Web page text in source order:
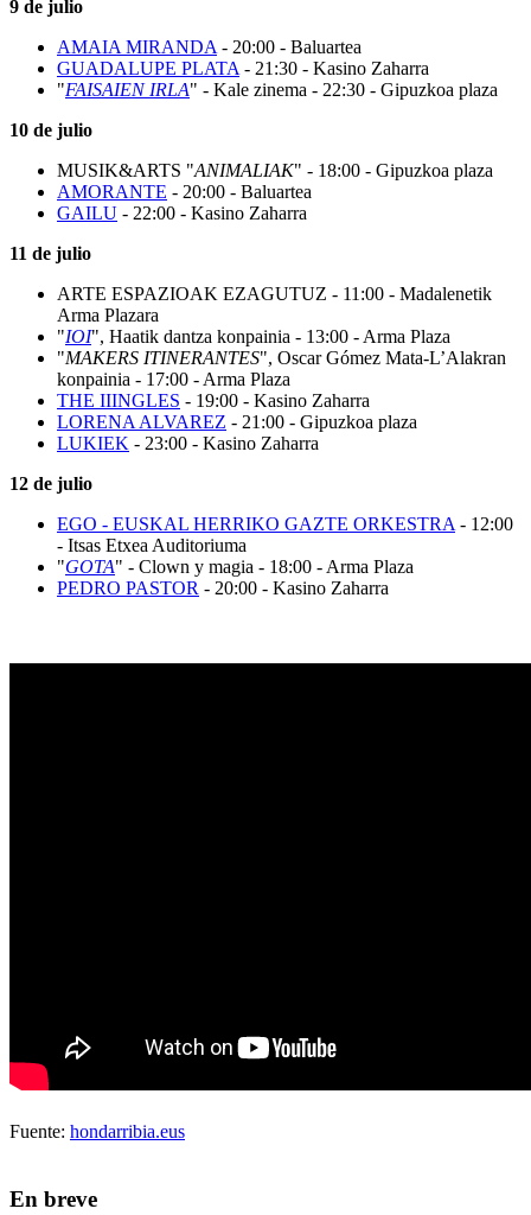
9 de julio
AMAIA MIRANDA - 20:00 - Baluartea
GUADALUPE PLATA - 21:30 - Kasino Zaharra
"FAISAIEN IRLA" - Kale zinema - 22:30 - Gipuzkoa plaza
10 de julio
MUSIK&ARTS "ANIMALIAK" - 18:00 - Gipuzkoa plaza
AMORANTE - 20:00 - Baluartea
GAILU - 22:00 - Kasino Zaharra
11 de julio
ARTE ESPAZIOAK EZAGUTUZ - 11:00 - Madalenetik
Arma Plazara
"IOI", Haatik dantza konpainia - 13:00 - Arma Plaza
"MAKERS ITINERANTES", Oscar Gómez Mata-L’Alakran
konpainia - 17:00 - Arma Plaza
THE IIINGLES - 19:00 - Kasino Zaharra
LORENA ALVAREZ - 21:00 - Gipuzkoa plaza
LUKIEK - 23:00 - Kasino Zaharra
12 de julio
EGO - EUSKAL HERRIKO GAZTE ORKESTRA - 12:00
- Itsas Etxea Auditoriuma
"GOTA" - Clown y magia - 18:00 - Arma Plaza
PEDRO PASTOR - 20:00 - Kasino Zaharra
Fuente: hondarribia.eus
En breve